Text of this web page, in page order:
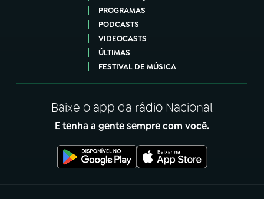
PROGRAMAS
PODCASTS
VIDEOCASTS
ÚLTIMAS
FESTIVAL DE MÚSICA
Baixe o app da rádio Nacional
E tenha a gente sempre com você.